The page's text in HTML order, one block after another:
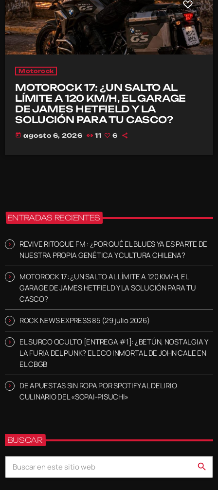
Motorock
MOTOROCK 17: ¿UN SALTO AL
LÍMITE A 120 KM/H, EL GARAGE
DE JAMES HETFIELD Y LA
SOLUCIÓN PARA TU CASCO?
today agosto 6, 2026 11 6
ENTRADAS RECIENTES
REVIVE RITOQUE FM : ¿POR QUÉ EL BLUES YA ES PARTE DE
NUESTRA PROPIA GENÉTICA Y CULTURA CHILENA?
MOTOROCK 17: ¿UN SALTO AL LÍMITE A 120 KM/H, EL
GARAGE DE JAMES HETFIELD Y LA SOLUCIÓN PARA TU
CASCO?
ROCK NEWS EXPRESS 85 (29 julio 2026)
EL SURCO OCULTO [ENTREGA #1]: ¿BETÚN, NOSTALGIA Y
LA FURIA DEL PUNK? EL ECO INMORTAL DE JOHN CALE EN
EL CBGB
DE APUESTAS SIN ROPA POR SPOTIFY AL DELIRIO
CULINARIO DEL «SOPAI-PISUCHI»
BUSCAR
search